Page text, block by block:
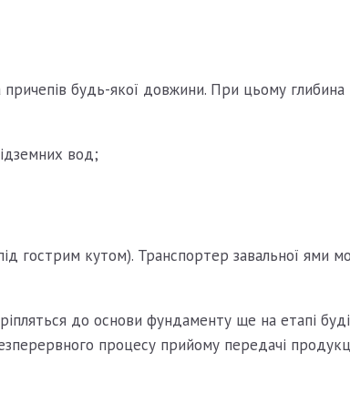
причепів будь-якої довжини. При цьому глибина
вод;
гострим кутом). Транспортер завальної ями
до основи фундаменту ще на етапі
процесу прийому передачі